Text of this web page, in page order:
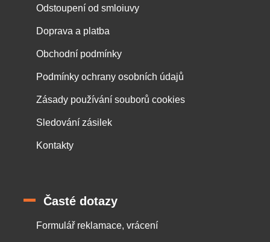
Odstoupení od smloiuvy
Doprava a platba
Obchodní podmínky
Podmínky ochrany osobních údajů
Zásady používání souborů cookies
Sledování zásilek
Kontakty
Časté dotazy
Formulář reklamace, vrácení